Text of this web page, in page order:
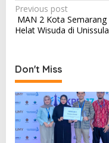
Post
navigation
Previous post
MAN 2 Kota Semarang
Helat Wisuda di Unissula
Don't Miss